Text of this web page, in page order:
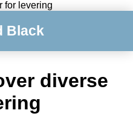
for levering
Black
diverse